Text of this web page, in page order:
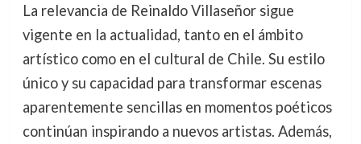
La relevancia de Reinaldo Villaseñor sigue
vigente en la actualidad, tanto en el ámbito
artístico como en el cultural de Chile. Su estilo
único y su capacidad para transformar escenas
aparentemente sencillas en momentos poéticos
continúan inspirando a nuevos artistas. Además,